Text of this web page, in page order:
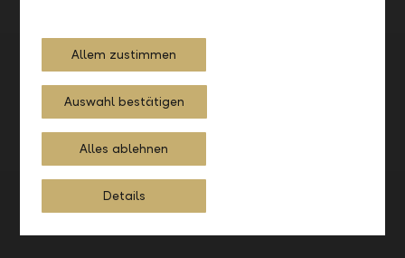
Allem zustimmen
Auswahl bestätigen
Alles ablehnen
Details